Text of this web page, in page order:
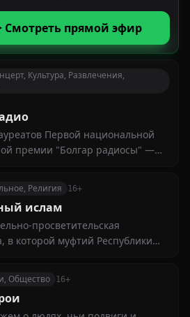
в нашей программе
Смотреть прямой эфир
Культура, Развлечения,
Первой национальной
премии "Болгар радиосы" —
индустрии
Религия 16+
ислам
просветительская
в которой муфтий Республики
актуальные вопросы об исламе
Общество 16+